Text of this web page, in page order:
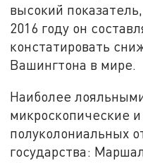
высокий
2016 году он
констатировать
Вашингтона в мире.
Наиболее
микроскопические
полуколониальных
государства: